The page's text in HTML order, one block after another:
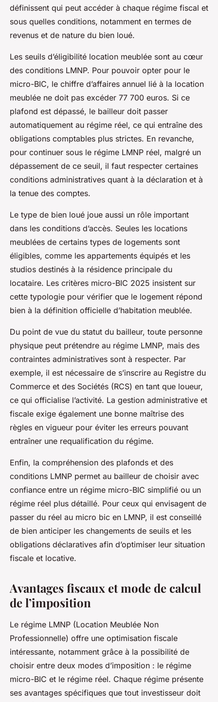
définissent qui peut accéder à chaque régime fiscal et
sous quelles conditions, notamment en termes de
revenus et de nature du bien loué.
Les seuils d’éligibilité location meublée sont au cœur
des conditions LMNP. Pour pouvoir opter pour le
micro-BIC, le chiffre d’affaires annuel lié à la location
meublée ne doit pas excéder 77 700 euros. Si ce
plafond est dépassé, le bailleur doit passer
automatiquement au régime réel, ce qui entraîne des
obligations comptables plus strictes. En revanche,
pour continuer sous le régime LMNP réel, malgré un
dépassement de ce seuil, il faut respecter certaines
conditions administratives quant à la déclaration et à
la tenue des comptes.
Le type de bien loué joue aussi un rôle important
dans les conditions d’accès. Seules les locations
meublées de certains types de logements sont
éligibles, comme les appartements équipés et les
studios destinés à la résidence principale du
locataire. Les critères micro-BIC 2025 insistent sur
cette typologie pour vérifier que le logement répond
bien à la définition officielle d’habitation meublée.
Du point de vue du statut du bailleur, toute personne
physique peut prétendre au régime LMNP, mais des
contraintes administratives sont à respecter. Par
exemple, il est nécessaire de s’inscrire au Registre du
Commerce et des Sociétés (RCS) en tant que loueur,
ce qui officialise l’activité. La gestion administrative et
fiscale exige également une bonne maîtrise des
règles en vigueur pour éviter les erreurs pouvant
entraîner une requalification du régime.
Enfin, la compréhension des plafonds et des
conditions LMNP permet au bailleur de choisir avec
confiance entre un régime micro-BIC simplifié ou un
régime réel plus détaillé. Pour ceux qui envisagent de
passer du réel au micro bic en LMNP, il est conseillé
de bien anticiper les changements de seuils et les
obligations déclaratives afin d’optimiser leur situation
fiscale et locative.
Avantages fiscaux et mode de calcul
de l’imposition
Le régime LMNP (Location Meublée Non
Professionnelle) offre une optimisation fiscale
intéressante, notamment grâce à la possibilité de
choisir entre deux modes d’imposition : le régime
micro-BIC et le régime réel. Chaque régime présente
ses avantages spécifiques que tout investisseur doit